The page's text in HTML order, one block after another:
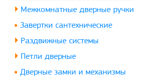
Межкомнатные дверные ручки
Завертки сантехнические
Раздвижные системы
Петли дверные
Дверные замки и механизмы